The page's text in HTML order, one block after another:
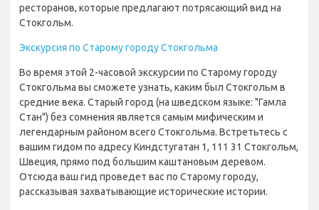
ресторанов, которые предлагают потрясающий вид на
Стокгольм.
Экскурсия по Старому городу Стокгольма
Во время этой 2-часовой экскурсии по Старому городу
Стокгольма вы сможете узнать, каким был Стокгольм в
средние века. Старый город (на шведском языке: "Гамла
Стан") без сомнения является самым мифическим и
легендарным районом всего Стокгольма. Встретьтесь с
вашим гидом по адресу Киндстугатан 1, 111 31 Стокгольм,
Швеция, прямо под большим каштановым деревом.
Отсюда ваш гид проведет вас по Старому городу,
рассказывая захватывающие исторические истории.